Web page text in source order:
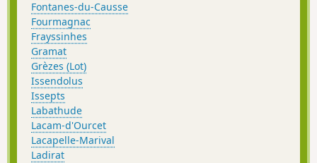
Fontanes-du-Causse
Fourmagnac
Frayssinhes
Gramat
Grèzes (Lot)
Issendolus
Issepts
Labathude
Lacam-d'Ourcet
Lacapelle-Marival
Ladirat